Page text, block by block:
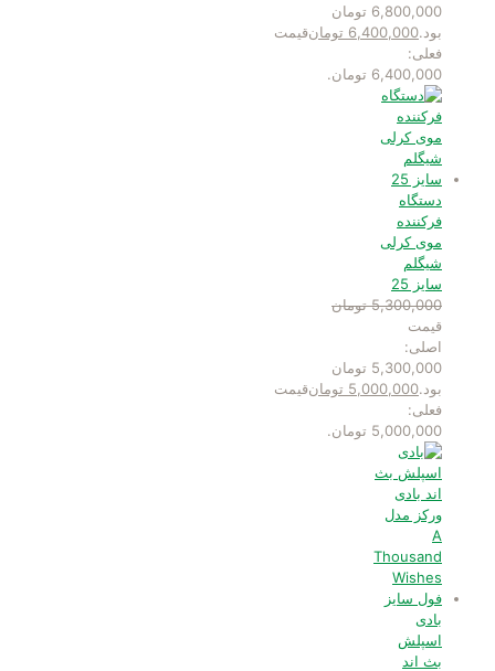
6,800,000 تومان
بود.6,400,000 تومانقیمت
فعلی:
6,400,000 تومان.
دستگاه
فرکننده
موی کرلی
شیگلم
سایز 25
5,300,000 تومان
قیمت
اصلی:
5,300,000 تومان
بود.5,000,000 تومانقیمت
فعلی:
5,000,000 تومان.
بادی
اسپلش
بث اند